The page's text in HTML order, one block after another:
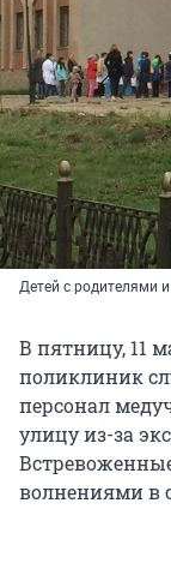
Детей с родителями
В пятницу, 11
поликлиник
персонал
улицу из-за
волнениями в